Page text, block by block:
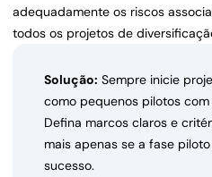
adequadamente os riscos
todos os projetos de
Solução: Sempre inicie
como pequenos pilotos
Defina marcos claros e
mais apenas se a fase
sucesso.